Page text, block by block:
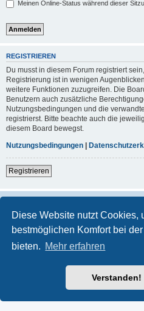
Diese Website nutzt Cookies,
bestmöglichen Komfort bei
bieten. Mehr erfahren
Verstanden!
Meinen Online-Status während dieser
REGISTRIEREN
Du musst in diesem Forum registriert
Registrierung ist in wenigen
weitere Funktionen zuzugreifen. Die
Benutzern auch zusätzliche
Nutzungsbedingungen und die
registrierst. Bitte beachte auch die
diesem Board bewegst.
Nutzungsbedingungen
Registrieren
Deutsche
Datenschutz